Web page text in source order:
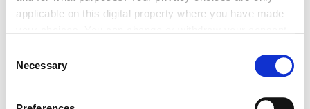
applicable on this digital property where you have made
the Privacy trigger icon.
Selection
Necessary